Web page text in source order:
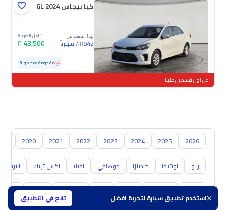
استخدم تطبيق سيارة لتجربة افضل تابع في التطبيق
كيا بيجاس GL 2024
يبدأ القسط من
942
/شهرياً
شامل الضريبة
43,500
مستعملة 27,284 كم ممشى قليل مفحوصة ومضمونة
خل اول قسطين علينا
2026
2025
2024
2023
2022
2021
2020
ريو اوبتيما كادينزا موهافي افيلا اكس تريك انتربريز
سوزوكي هافال GAC